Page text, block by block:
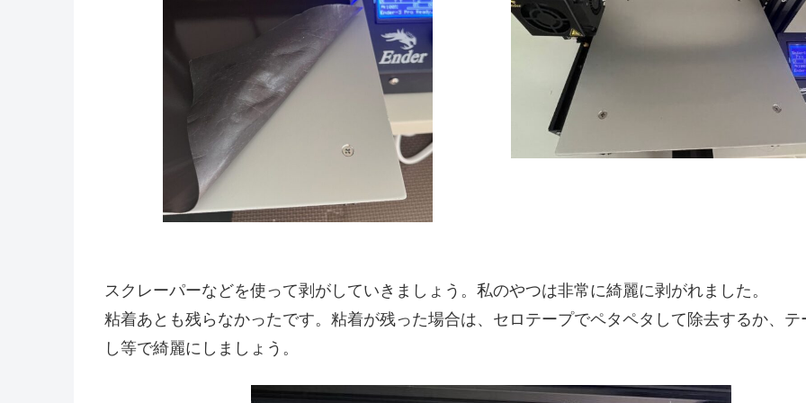
スクレーパーなどを使って剥がしていきましょう。私のやつは非常に綺麗に剥がれました。
粘着あとも残らなかったです。粘着が残った場合は、セロテープでペタペタして除去するか、テ
し等で綺麗にしましょう。